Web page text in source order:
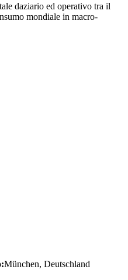
daziario ed operativo tra il
mondiale in macro-
:München, Deutschland